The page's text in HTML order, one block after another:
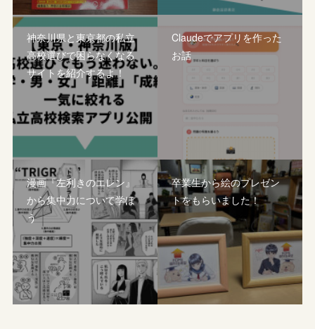
神奈川県と東京都の私立
高校選びで困らなくなる
サイトを紹介するよ！
Claudeでアプリを作った
お話
漫画『左利きのエレン』
から集中力について学ぼ
う
卒業生から絵のプレゼン
トをもらいました！